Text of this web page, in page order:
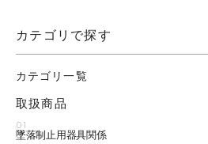
カテゴリで探す
カテゴリ一覧
取扱商品
01
墜落制止用器具関係